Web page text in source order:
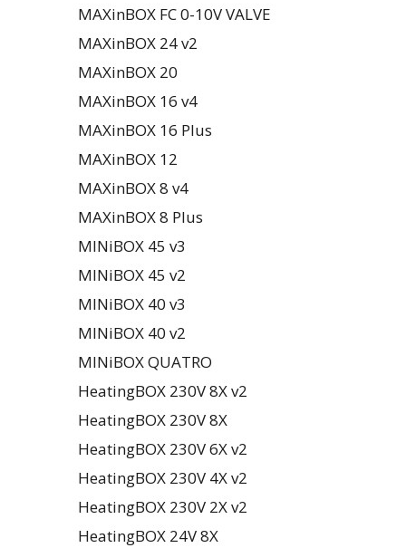
MAXinBOX FC 0-10V VALVE
MAXinBOX 24 v2
MAXinBOX 20
MAXinBOX 16 v4
MAXinBOX 16 Plus
MAXinBOX 12
MAXinBOX 8 v4
MAXinBOX 8 Plus
MINiBOX 45 v3
MINiBOX 45 v2
MINiBOX 40 v3
MINiBOX 40 v2
MINiBOX QUATRO
HeatingBOX 230V 8X v2
HeatingBOX 230V 8X
HeatingBOX 230V 6X v2
HeatingBOX 230V 4X v2
HeatingBOX 230V 2X v2
HeatingBOX 24V 8X